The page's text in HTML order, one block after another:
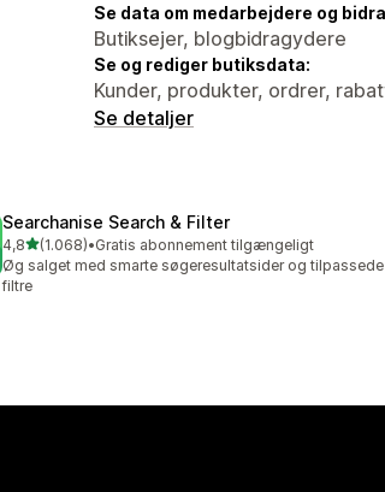
Se data om medarbejdere og
Butiksejer, blogbidragydere
Se og rediger butiksdata:
Kunder, produkter, ordrer,
Se detaljer
Searchanise Search & Filter
4,8ud af 5 stjerner
(1.068)
1068 anmeldelser i alt
•Gratis abonnement tilgængeligt
Øg salget med smarte søgeresultatsider og tilpassede
filtre